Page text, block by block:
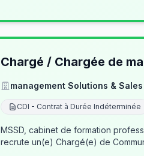
Chargé / Chargée de
management Solutions &
CDI - Contrat à Durée Indéterminée
MSSD, cabinet de formation
recrute un(e) Chargé(e) de